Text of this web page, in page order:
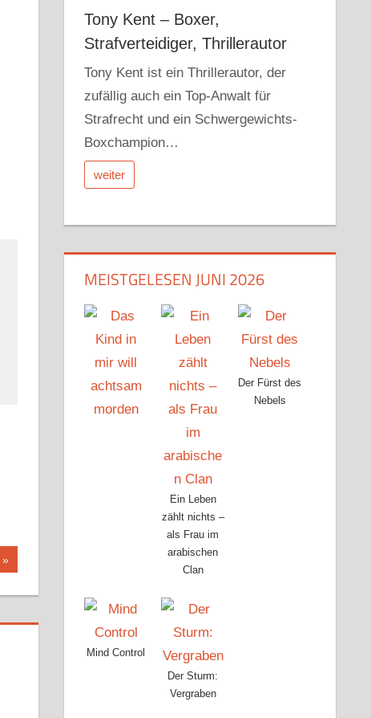
Tony Kent – Boxer,
Strafverteidiger, Thrillerautor
Tony Kent ist ein Thrillerautor, der
zufällig auch ein Top-Anwalt für
Strafrecht und ein Schwergewichts-
Boxchampion…
weiter
MEISTGELESEN JUNI 2026
Ein Leben
zählt nichts –
als Frau im
arabischen
Clan
Der Fürst des
Nebels
Mind Control
Der Sturm:
Vergraben